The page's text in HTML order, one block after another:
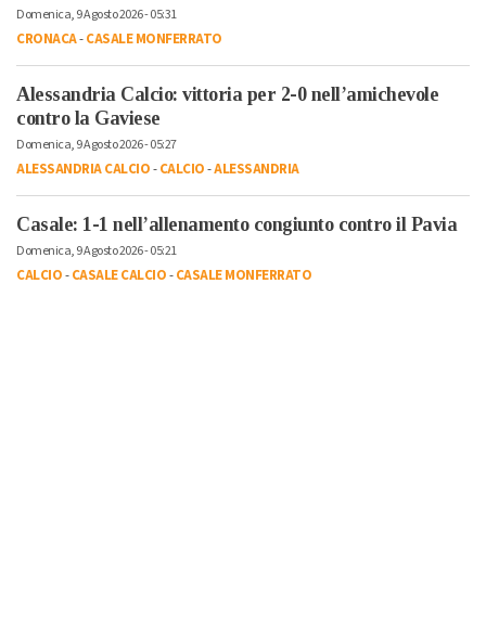
Domenica, 9 Agosto 2026 - 05:31
CRONACA-CASALE MONFERRATO
Alessandria Calcio: vittoria per 2-0 nell’amichevole
contro la Gaviese
Domenica, 9 Agosto 2026 - 05:27
ALESSANDRIA CALCIO-CALCIO-ALESSANDRIA
Casale: 1-1 nell’allenamento congiunto contro il Pavia
Domenica, 9 Agosto 2026 - 05:21
CALCIO-CASALE CALCIO-CASALE MONFERRATO